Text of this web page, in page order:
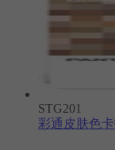
STG201
彩通皮肤色